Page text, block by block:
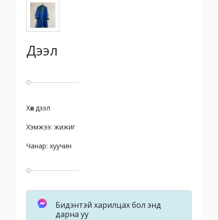
Дээл
Хөх дээл
Хэмжээ: жижиг
Чанар: хуучин
Бидэнтэй харилцах бол энд
дарна уу